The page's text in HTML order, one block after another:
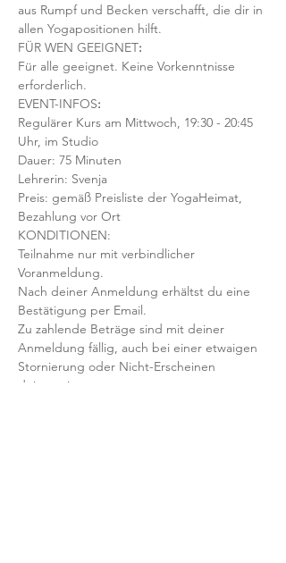
aus Rumpf und Becken verschafft, die dir in
allen Yogapositionen hilft.
FÜR WEN GEEIGNET:
Für alle geeignet. Keine Vorkenntnisse
erforderlich.
EVENT-INFOS:
Regulärer Kurs am Mittwoch, 19:30 - 20:45
Uhr, im Studio
Dauer: 75 Minuten
Lehrerin: Svenja
Preis: gemäß Preisliste der YogaHeimat,
Bezahlung vor Ort
KONDITIONEN:
Teilnahme nur mit verbindlicher
Voranmeldung.
Nach deiner Anmeldung erhältst du eine
Bestätigung per Email.
Zu zahlende Beträge sind mit deiner
Anmeldung fällig, auch bei einer etwaigen
Stornierung oder Nicht-Erscheinen
deinerseits.